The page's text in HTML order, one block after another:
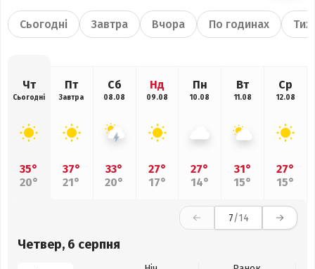
Сьогодні Завтра Вчора По годинах
Чт
Сьогодні
35°
20°
Пт
Завтра
37°
21°
Сб
08.08
33°
20°
Нд
09.08
27°
17°
Пн
10.08
27°
14°
Вт
11.08
31°
15°
Ср
12.08
27°
15°
7/14
Четвер, 6 серпня